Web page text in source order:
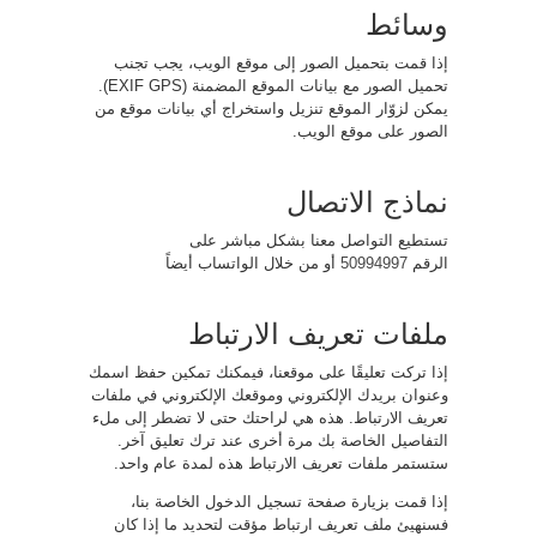
وسائط
إذا قمت بتحميل الصور إلى موقع الويب، يجب تجنب
تحميل الصور مع بيانات الموقع المضمنة (EXIF GPS).
يمكن لزوّار الموقع تنزيل واستخراج أي بيانات موقع من
الصور على موقع الويب.
نماذج الاتصال
تستطيع التواصل معنا بشكل مباشر على
الرقم 50994997 أو من خلال الواتساب أيضاً
ملفات تعريف الارتباط
إذا تركت تعليقًا على موقعنا، فيمكنك تمكين حفظ اسمك
وعنوان بريدك الإلكتروني وموقعك الإلكتروني في ملفات
تعريف الارتباط. هذه هي لراحتك حتى لا تضطر إلى ملء
التفاصيل الخاصة بك مرة أخرى عند ترك تعليق آخر.
ستستمر ملفات تعريف الارتباط هذه لمدة عام واحد.
إذا قمت بزيارة صفحة تسجيل الدخول الخاصة بنا،
فسنهيئ ملف تعريف ارتباط مؤقت لتحديد ما إذا كان